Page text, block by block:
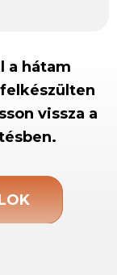
a hátam
vissza a